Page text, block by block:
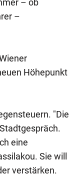
– ob
–
Höhepunkt
"Die
eine
Sie will
verstärken.